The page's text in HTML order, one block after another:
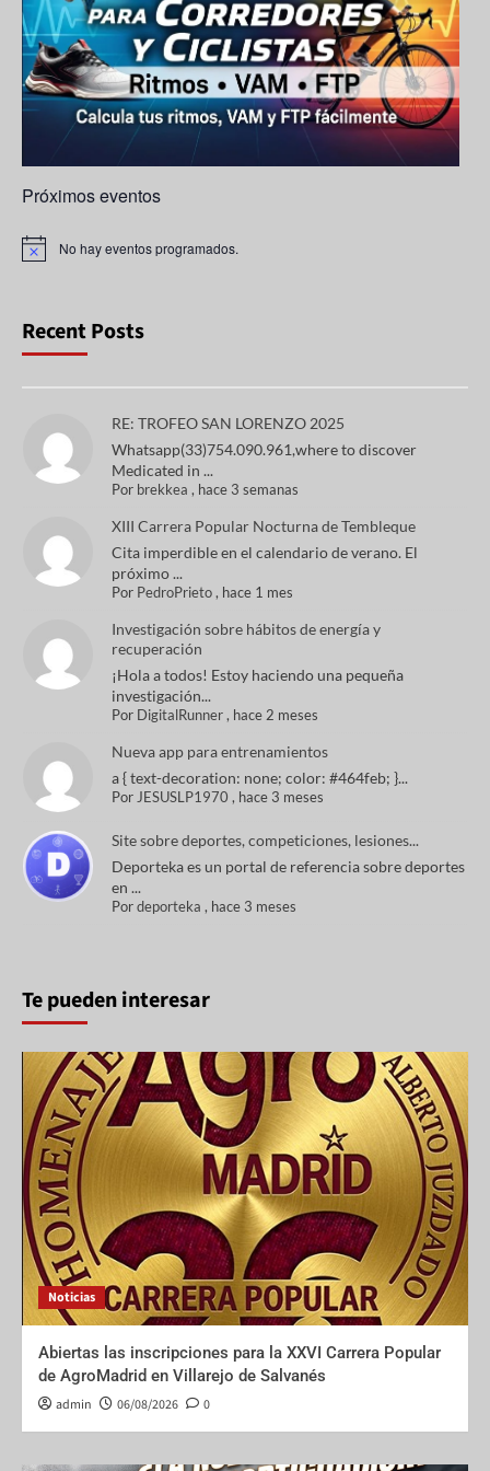
n
el
Próximos eventos
o
No hay eventos programados.
Recent Posts
RE: TROFEO SAN LORENZO 2025
Whatsapp(33)754.090.961,where to discover
Medicated in ...
Por brekkea , hace 3 semanas
XIII Carrera Popular Nocturna de Tembleque
Cita imperdible en el calendario de verano. El
próximo ...
Por PedroPrieto, hace 1 mes
Investigación sobre hábitos de energía y
recuperación
¡Hola a todos! Estoy haciendo una pequeña
investigación...
Por DigitalRunner, hace 2 meses
Nueva app para entrenamientos
a { text-decoration: none; color: #464feb; }...
Por JESUSLP1970 , hace 3 meses
Site sobre deportes, competiciones, lesiones...
Deporteka es un portal de referencia sobre deportes
en ...
Pordeporteka , hace 3 meses
Te pueden interesar
Noticias
Abiertas las inscripciones para la XXVI Carrera Popular
de AgroMadrid en Villarejo de Salvanés
admin 06/08/2026 0